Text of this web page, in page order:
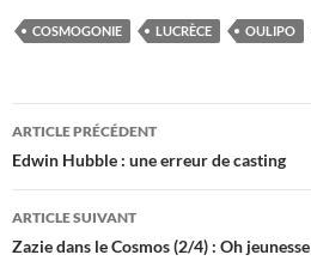
COSMOGONIE LUCRÈCE OULIPO
Navigation
des
articles
ARTICLE PRÉCÉDENT
Edwin Hubble : une erreur de casting
ARTICLE SUIVANT
Zazie dans le Cosmos (2/4) : Oh jeunesse